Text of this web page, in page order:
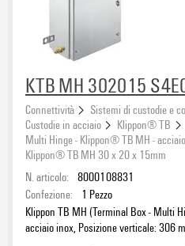
KTB MH 302015
Connettività
Sistemi di custodie e
Custodie in acciaio
Klippon® TB
Multi Hinge - Klippon® TB MH -
Klippon® TB MH 30 x 20 x 15mm
N. articolo: 8000108831
Confezione:
1 Pezzo
Klippon TB MH (Terminal Box - Multi
acciaio inox, Posizione verticale: 306